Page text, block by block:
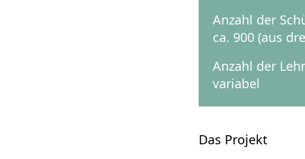
Anzahl der
ca. 900 (aus
Anzahl der
variabel
Das Projekt